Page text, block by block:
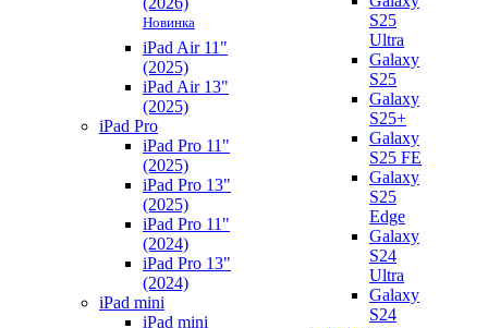
Новинка
iPad Air 11"
(2025)
iPad Air 13"
(2025)
iPad Pro
iPad Pro 11"
(2025)
iPad Pro 13"
(2025)
iPad Pro 11"
(2024)
iPad Pro 13"
(2024)
iPad mini
iPad mini
S25
Ultra
Galaxy
S25
Galaxy
S25+
Galaxy
S25 FE
Galaxy
S25
Edge
Galaxy
S24
Ultra
Galaxy
S24